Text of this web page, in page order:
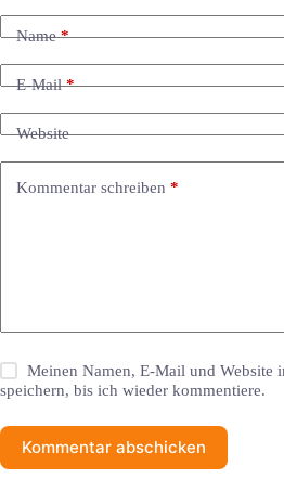
Name*
E-Mail*
Website
Kommentar schreiben *
Meinen Namen, E-Mail und Website
speichern, bis ich wieder kommentiere.
Kommentar abschicken